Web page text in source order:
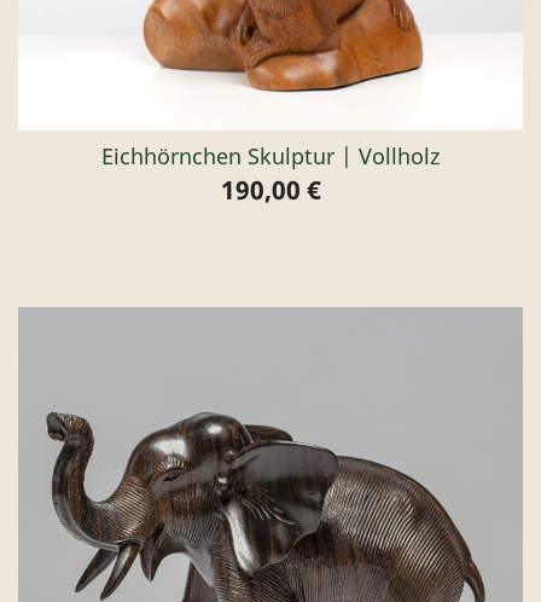
Eichhörnchen Skulptur | Vollholz
Preis
190,00 €